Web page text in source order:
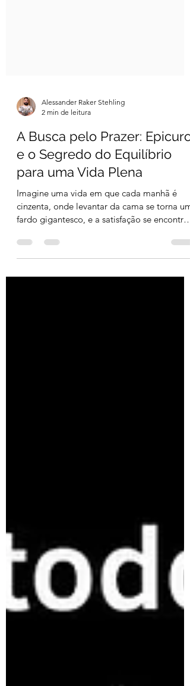
2 min de leitura
A Busca pelo Prazer: Epicuro
e o Segredo do Equilíbrio
para uma Vida Plena
Imagine uma vida em que cada manhã é
fardo gigantesco, e a satisfação se encontra
tão...